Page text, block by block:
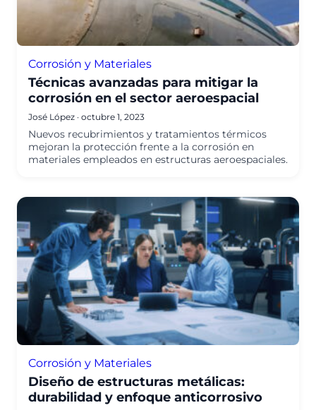
Corrosión y Materiales
Técnicas avanzadas para mitigar la
corrosión en el sector aeroespacial
José López · octubre 1, 2023
Nuevos recubrimientos y tratamientos térmicos
mejoran la protección frente a la corrosión en
materiales empleados en estructuras aeroespaciales.
Corrosión y Materiales
Diseño de estructuras metálicas:
durabilidad y enfoque anticorrosivo